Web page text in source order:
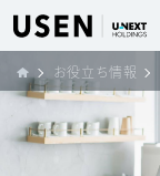
お役立ち情報